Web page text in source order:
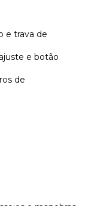
e trava de
e botão
de